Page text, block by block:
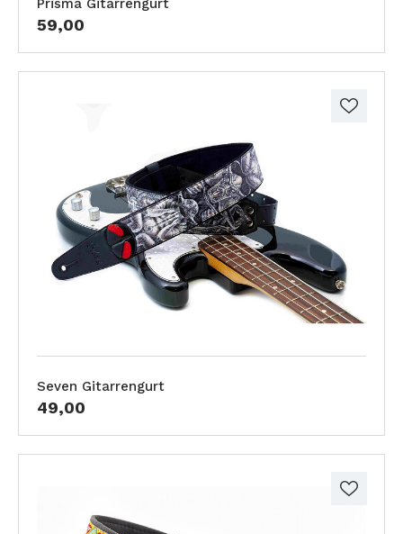
Prisma Gitarrengurt
59,00
Seven Gitarrengurt
49,00